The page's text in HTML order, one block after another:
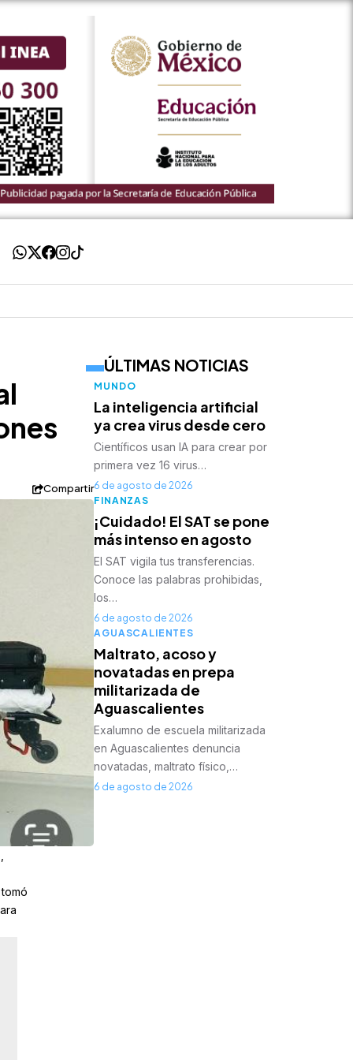
Compartir
ÚLTIMAS NOTICIAS
MUNDO
La inteligencia artificial
ya crea virus desde cero
Científicos usan IA para crear por
primera vez 16 virus…
6 de agosto de 2026
FINANZAS
¡Cuidado! El SAT se pone
más intenso en agosto
El SAT vigila tus transferencias.
Conoce las palabras prohibidas,
los…
6 de agosto de 2026
AGUASCALIENTES
Maltrato, acoso y
novatadas en prepa
militarizada de
Aguascalientes
Exalumno de escuela militarizada
en Aguascalientes denuncia
novatadas, maltrato físico,…
6 de agosto de 2026